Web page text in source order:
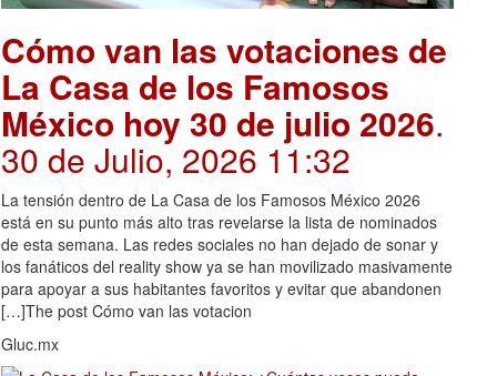
Cómo van las votaciones de
La Casa de los Famosos
México hoy 30 de julio 2026.
30 de Julio, 2026 11:32
La tensión dentro de La Casa de los Famosos México 2026
está en su punto más alto tras revelarse la lista de nominados
de esta semana. Las redes sociales no han dejado de sonar y
los fanáticos del reality show ya se han movilizado masivamente
para apoyar a sus habitantes favoritos y evitar que abandonen
[…]The post Cómo van las votacion
Gluc.mx